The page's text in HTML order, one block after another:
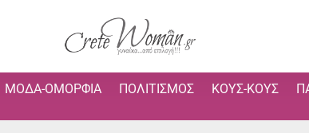
ΜΌΔΑ-ΟΜΟΡΦΙΆ ΠΟΛΙΤΙΣΜΌΣ ΚΟΥΣ-ΚΟΥΣ